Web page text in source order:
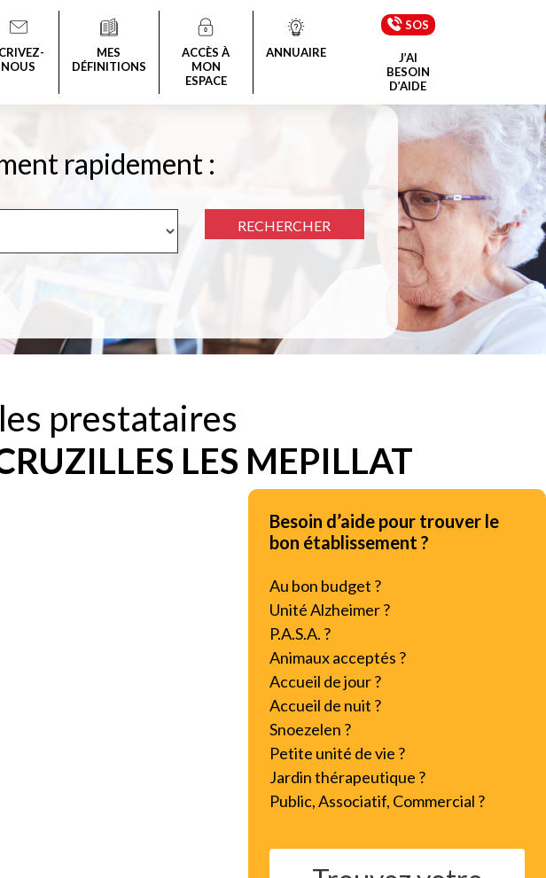
NOUS
MES
DÉFINITIONS
ACCÈS À
MON
ESPACE
ANNUAIRE
SOS
J’AI
BESOIN
D’AIDE
rapidement :
RECHERCHER
prestataires
LES MEPILLAT
Besoin d’aide pour trouver le
bon établissement ?
Au bon budget ?
Unité Alzheimer ?
P.A.S.A. ?
Animaux acceptés ?
Accueil de jour ?
Accueil de nuit ?
Snoezelen ?
Petite unité de vie ?
Jardin thérapeutique ?
Public, Associatif, Commercial ?